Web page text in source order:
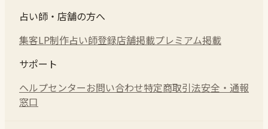
占い師・店舗の方へ
集客LP制作占い師登録店舗掲載プレミアム掲載
サポート
ヘルプセンターお問い合わせ特定商取引法安全・通報
窓口